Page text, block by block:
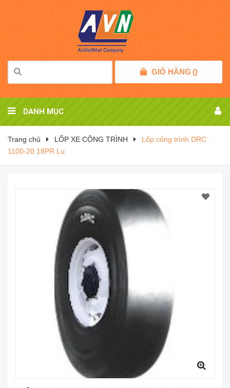
GIỎ HÀNG ()
DANH MỤC
Trang chủ LỐP XE CÔNG TRÌNH
Lốp công trình DRC
1100-20 18PR Lu